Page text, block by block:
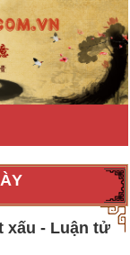
xấu - Luận tử